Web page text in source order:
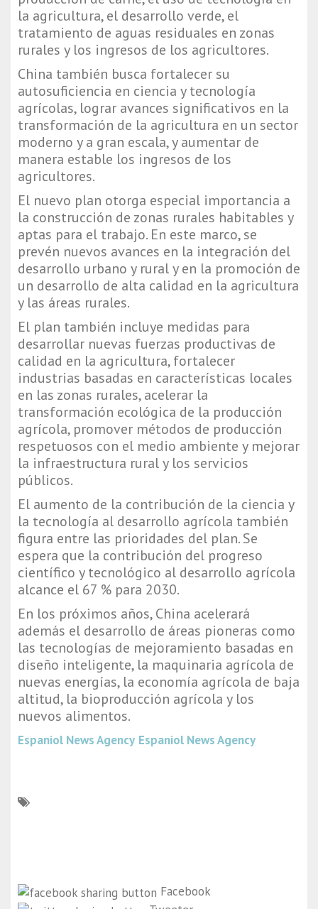
la agricultura, el desarrollo verde, el
tratamiento de aguas residuales en zonas
rurales y los ingresos de los agricultores.
China también busca fortalecer su
autosuficiencia en ciencia y tecnología
agrícolas, lograr avances significativos en la
transformación de la agricultura en un sector
moderno y a gran escala, y aumentar de
manera estable los ingresos de los
agricultores.
El nuevo plan otorga especial importancia a
la construcción de zonas rurales habitables y
aptas para el trabajo. En este marco, se
prevén nuevos avances en la integración del
desarrollo urbano y rural y en la promoción de
un desarrollo de alta calidad en la agricultura
y las áreas rurales.
El plan también incluye medidas para
desarrollar nuevas fuerzas productivas de
calidad en la agricultura, fortalecer
industrias basadas en características locales
en las zonas rurales, acelerar la
transformación ecológica de la producción
agrícola, promover métodos de producción
respetuosos con el medio ambiente y mejorar
la infraestructura rural y los servicios
públicos.
El aumento de la contribución de la ciencia y
la tecnología al desarrollo agrícola también
figura entre las prioridades del plan. Se
espera que la contribución del progreso
científico y tecnológico al desarrollo agrícola
alcance el 67 % para 2030.
En los próximos años, China acelerará
además el desarrollo de áreas pioneras como
las tecnologías de mejoramiento basadas en
diseño inteligente, la maquinaria agrícola de
nuevas energías, la economía agrícola de baja
altitud, la bioproducción agrícola y los
nuevos alimentos.
Espaniol News Agency Espaniol News Agency
Facebook